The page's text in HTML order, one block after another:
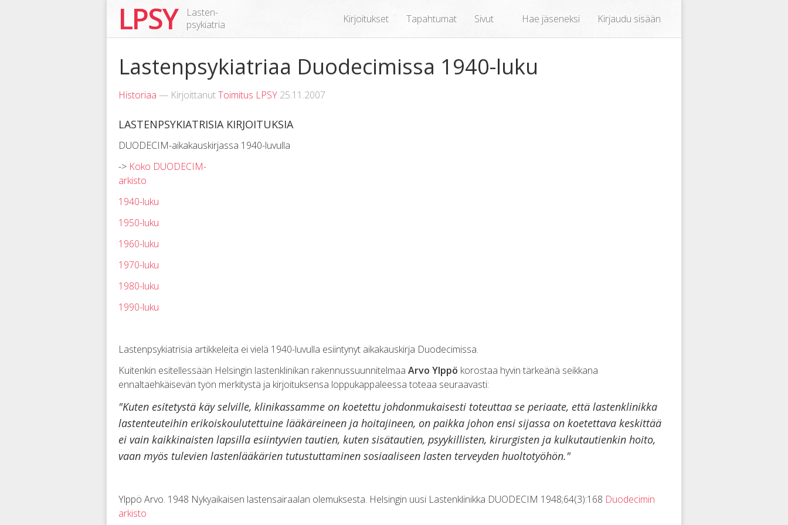
LPSY
Lasten-
psykiatria
Kirjoitukset Tapahtumat Sivut Hae jäseneksi Kirjaudu sisään
Lastenpsykiatriaa Duodecimissa 1940-luku
Historiaa — KirjoittanutToimitus LPSY 25.11.2007
LASTENPSYKIATRISIA KIRJOITUKSIA
DUODECIM-aikakauskirjassa 1940-luvulla
-> Koko DUODECIM-
arkisto
1940-luku
1950-luku
1960-luku
1970-luku
1980-luku
1990-luku
Lastenpsykiatrisia artikkeleita ei vielä 1940-luvulla esiintynyt aikakauskirja Duodecimissa.
Kuitenkin esitellessään Helsingin lastenklinikan rakennussuunnitelmaa Arvo Ylppö korostaa hyvin tärkeänä seikkana
ennaltaehkäisevän työn merkitystä ja kirjoituksensa loppukappaleessa toteaa seuraavasti:
"Kuten esitetystä käy selville, klinikassamme on koetettu johdonmukaisesti toteuttaa se periaate, että lastenklinikka
lastenteuteihin erikoiskoulutettuine lääkäreineen ja hoitajineen, on paikka johon ensi sijassa on koetettava keskittää
ei vain kaikkinaisten lapsilla esiintyvien tautien, kuten sisätautien, psyykillisten, kirurgisten ja kulkutautienkin hoito,
vaan myös tulevien lastenlääkärien tutustuttaminen sosiaaliseen lasten terveyden huoltotyöhön."
Ylppö Arvo. 1948 Nykyaikaisen lastensairaalan olemuksesta. Helsingin uusi Lastenklinikka DUODECIM 1948;64(3):168 Duodecimin
arkisto